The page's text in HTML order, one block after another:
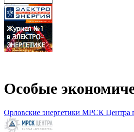
Особые
Орловские энергетики МРСК Центра